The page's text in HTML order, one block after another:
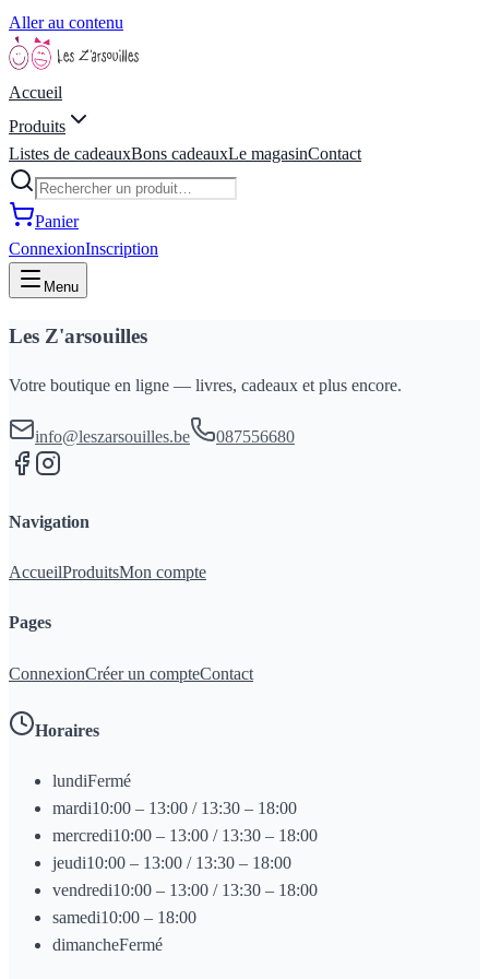
Aller au contenu
Accueil
Produits
Listes de cadeauxBons cadeauxLe magasinContact
Panier
ConnexionInscription
Menu
Les Z'arsouilles
Votre boutique en ligne — livres, cadeaux et plus encore.
info@leszarsouilles.be 087556680
Navigation
AccueilProduitsMon compte
Pages
ConnexionCréer un compteContact
Horaires
lundiFermé
mardi10:00 – 13:00 / 13:30 – 18:00
mercredi10:00 – 13:00 / 13:30 – 18:00
jeudi10:00 – 13:00 / 13:30 – 18:00
vendredi10:00 – 13:00 / 13:30 – 18:00
samedi10:00 – 18:00
dimancheFermé